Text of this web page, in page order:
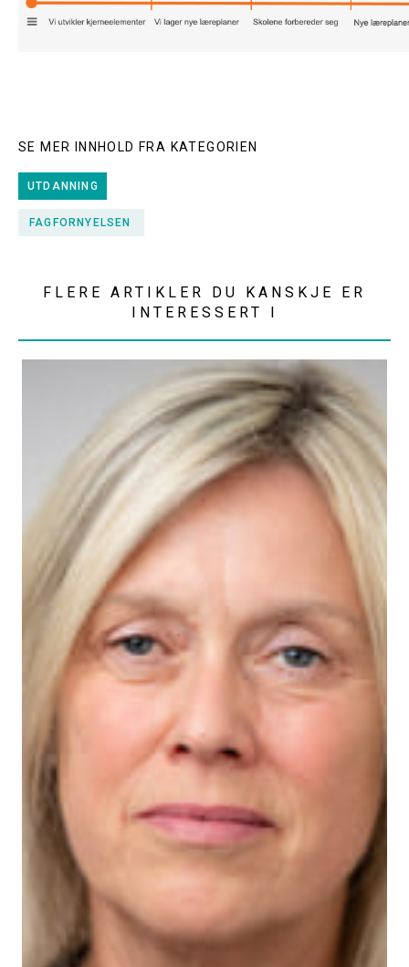
SE MER INNHOLD FRA KATEGORIEN
UTDANNING
FAGFORNYELSEN
FLERE ARTIKLER DU KANSKJE ER
INTERESSERT I